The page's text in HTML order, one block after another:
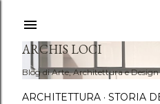
ARCHIS LOCI
Blog di Arte, Architettura e Design
ARCHITETTURA STORIA